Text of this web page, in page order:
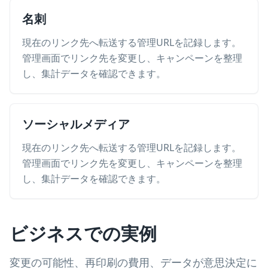
名刺
現在のリンク先へ転送する管理URLを記録します。
管理画面でリンク先を変更し、キャンペーンを整理
し、集計データを確認できます。
ソーシャルメディア
現在のリンク先へ転送する管理URLを記録します。
管理画面でリンク先を変更し、キャンペーンを整理
し、集計データを確認できます。
ビジネスでの実例
変更の可能性、再印刷の費用、データが意思決定に